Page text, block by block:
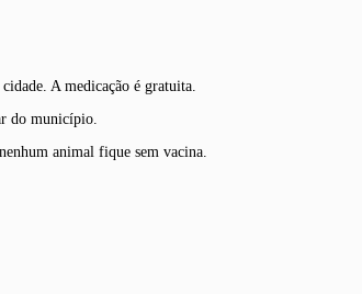
A medicação é gratuita.
do município.
animal fique sem vacina.